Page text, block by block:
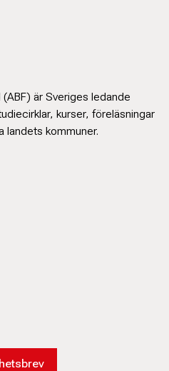
är Sveriges ledande
kurser, föreläsningar
landets kommuner.